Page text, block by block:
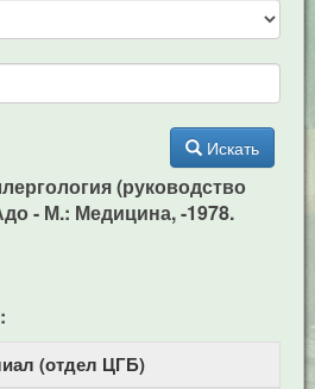
Искать
(руководство
- М.: Медицина, -1978.
(отдел ЦГБ)